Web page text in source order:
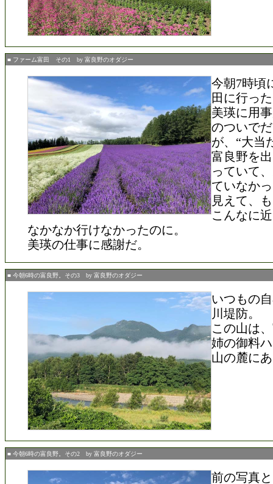
■ ファーム富田 その1 by 富良野のオダジー
今朝7時頃
田に行っ
美瑛に用
のついで
が、“大当
富良野を
っていて
ていなか
見えて、
こんなに
なかなか行けなかったのに。
美瑛の仕事に感謝だ。
■ 今朝6時の富良野。その3 by 富良野のオダジー
いつもの
川堤防。
この山は
姉の御料
山の麓に
■ 今朝6時の富良野。その2 by 富良野のオダジー
前の写真